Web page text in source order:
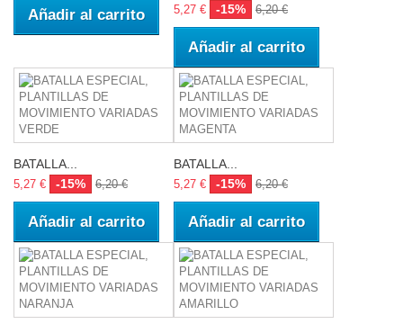
Añadir al carrito 5,27 € -15% 6,20 €
Añadir al carrito
BATALLA...
5,27 € -15% 6,20 €
Añadir al carrito
BATALLA...
5,27 € -15% 6,20 €
Añadir al carrito